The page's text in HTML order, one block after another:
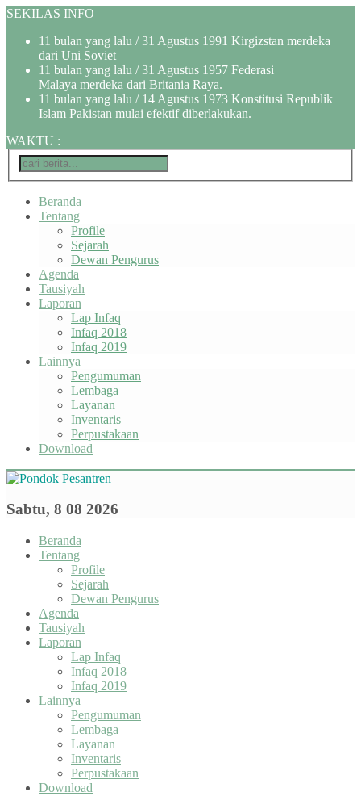
SEKILAS INFO
11 bulan yang lalu / 31 Agustus 1991 Kirgizstan merdeka
dari Uni Soviet
11 bulan yang lalu / 31 Agustus 1957 Federasi
Malaya merdeka dari Britania Raya.
11 bulan yang lalu / 14 Agustus 1973 Konstitusi Republik
Islam Pakistan mulai efektif diberlakukan.
WAKTU :
Beranda
Tentang
Profile
Sejarah
Dewan Pengurus
Agenda
Tausiyah
Laporan
Lap Infaq
Infaq 2018
Infaq 2019
Lainnya
Pengumuman
Lembaga
Layanan
Inventaris
Perpustakaan
Download
Sabtu, 8 08 2026
Beranda
Tentang
Profile
Sejarah
Dewan Pengurus
Agenda
Tausiyah
Laporan
Lap Infaq
Infaq 2018
Infaq 2019
Lainnya
Pengumuman
Lembaga
Layanan
Inventaris
Perpustakaan
Download